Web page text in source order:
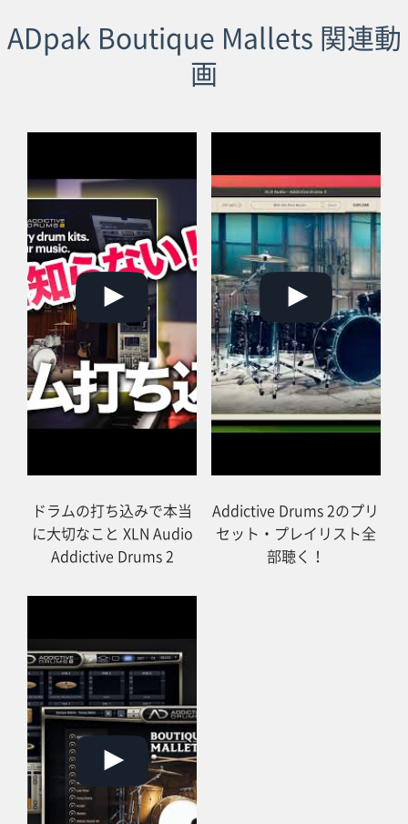
ADpak Boutique Mallets 関連動
画
ドラムの打ち込みで本当
に大切なこと XLN Audio
Addictive Drums 2
Addictive Drums 2のプリ
セット・プレイリスト全
部聴く！